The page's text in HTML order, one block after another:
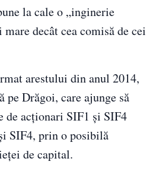
la cale o „inginerie
decât cea comisă de cei
arestului din anul 2014,
Drăgoi, care ajunge să
de acționari SIF1 și SIF4
SIF4, prin o posibilă
de capital.